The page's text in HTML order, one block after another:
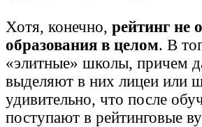
Хотя, конечно, рейтинг не
образования в целом. В
«элитные» школы, причем
выделяют в них лицеи или
удивительно, что после
поступают в рейтинговые